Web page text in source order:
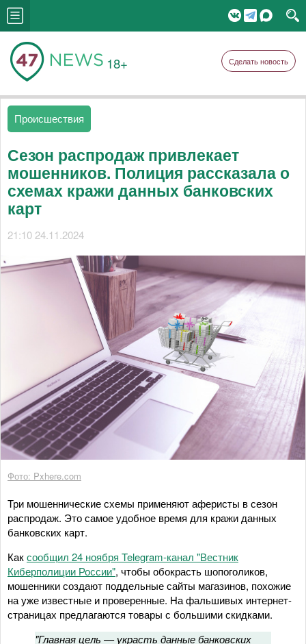
18+ Сделать новость
Происшествия
Сезон распродаж привлекает
мошенников. Полиция рассказала о
схемах кражи данных банковских
карт
21:10 24.11.2024
Фото: Pxhere.com
Три мошеннические схемы применяют аферисты в сезон
распродаж. Это самое удобное время для кражи данных
банковских карт.
Каксообщил 24 ноября Telegram-канал "Вестник
Киберполиции России", чтобы обокрасть шопоголиков,
мошенники создают поддельные сайты магазинов, похожие
на уже известные и проверенные. На фальшивых интернет-
страницах предлагаются товары с большими скидками.
"Главная цель — украсть данные банковских